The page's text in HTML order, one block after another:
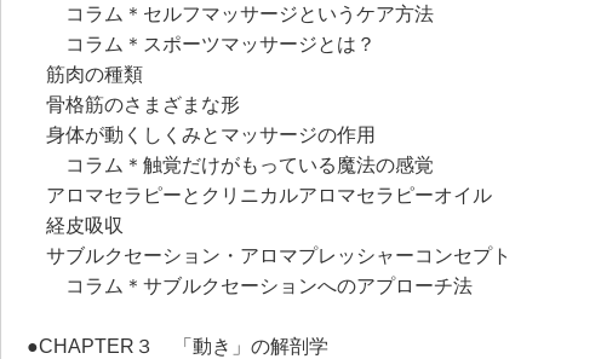
コラム＊セルフマッサージというケア方法
コラム＊スポーツマッサージとは？
筋肉の種類
骨格筋のさまざまな形
身体が動くしくみとマッサージの作用
コラム＊触覚だけがもっている魔法の感覚
アロマセラピーとクリニカルアロマセラピーオイル
経皮吸収
サブルクセーション・アロマプレッシャーコンセプト
コラム＊サブルクセーションへのアプローチ法
●CHAPTER３ 「動き」の解剖学